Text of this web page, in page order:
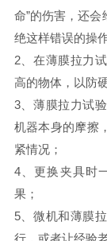
命”的伤害，还
绝这样错误的操
2、在薄膜拉力
高的物体，以防
3、薄膜拉力试
机器本身的摩擦
紧情况；
4、更换夹具时
果；
5、微机和薄膜
行，或者让经验